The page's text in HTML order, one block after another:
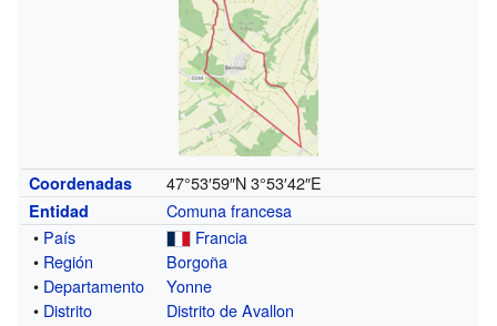
Coordenadas 47°53′59″N 3°53′42″E
Entidad
Comuna francesa
• País
Francia
• Región
Borgoña
• Departamento
Yonne
• Distrito
Distrito de Avallon